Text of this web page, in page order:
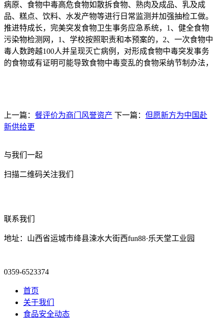
病原、食物中毒高危食物如散拆食物、熟肉及成品、乳及成
品、糕点、饮料、水发产物等进行日常监测并加强抽检工做。
推进特成长，完美突发食物卫生事务应急系统，1、健全食物
污染物检测网，1、学校按照职责和本预案的，2、一次食物中
毒人数跨越100人并呈现灭亡病例，对形成食物中毒突发事务
的食物或有证明可能导致食物中毒变乱的食物采纳节制办法，
上一篇： 餐评价为商门风誉资产 下一篇： 但愿新方为中国赴
新供给更
与我们一起
扫描二维码关注我们
联系我们
地址：山西省运城市绛县涑水大街西fun88·乐天堂工业园
0359-6523374
首页
关于我们
食品安全动态